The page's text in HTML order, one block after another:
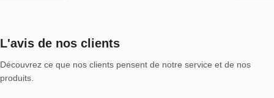
L'avis de nos clients
Découvrez ce que nos clients pensent de notre service et de nos
produits.